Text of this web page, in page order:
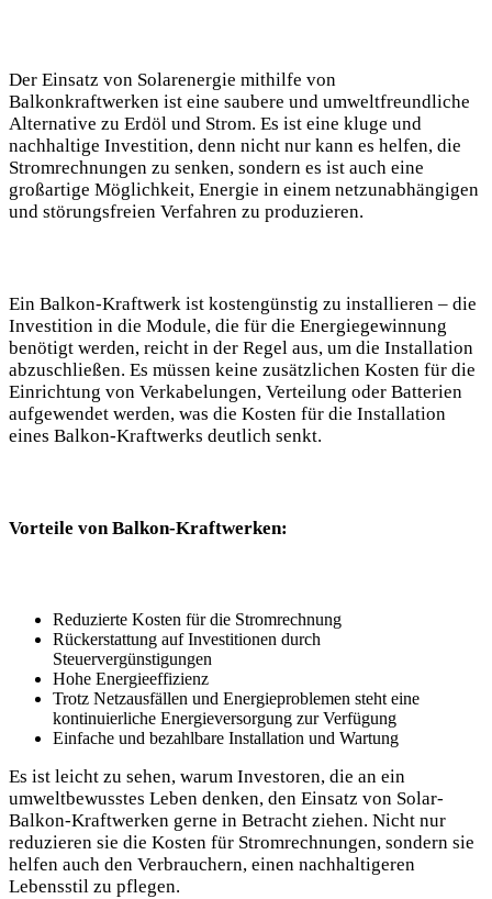
Der Einsatz von Solarenergie mithilfe von
Balkonkraftwerken ist eine saubere und umweltfreundliche
Alternative zu Erdöl und Strom. Es ist eine kluge und
nachhaltige Investition, denn nicht nur kann es helfen, die
Stromrechnungen zu senken, sondern es ist auch eine
großartige Möglichkeit, Energie in einem netzunabhängigen
und störungsfreien Verfahren zu produzieren.
Ein Balkon-Kraftwerk ist kostengünstig zu installieren – die
Investition in die Module, die für die Energiegewinnung
benötigt werden, reicht in der Regel aus, um die Installation
abzuschließen. Es müssen keine zusätzlichen Kosten für die
Einrichtung von Verkabelungen, Verteilung oder Batterien
aufgewendet werden, was die Kosten für die Installation
eines Balkon-Kraftwerks deutlich senkt.
Vorteile von Balkon-Kraftwerken:
Reduzierte Kosten für die Stromrechnung
Rückerstattung auf Investitionen durch
Steuervergünstigungen
Hohe Energieeffizienz
Trotz Netzausfällen und Energieproblemen steht eine
kontinuierliche Energieversorgung zur Verfügung
Einfache und bezahlbare Installation und Wartung
Es ist leicht zu sehen, warum Investoren, die an ein
umweltbewusstes Leben denken, den Einsatz von Solar-
Balkon-Kraftwerken gerne in Betracht ziehen. Nicht nur
reduzieren sie die Kosten für Stromrechnungen, sondern sie
helfen auch den Verbrauchern, einen nachhaltigeren
Lebensstil zu pflegen.